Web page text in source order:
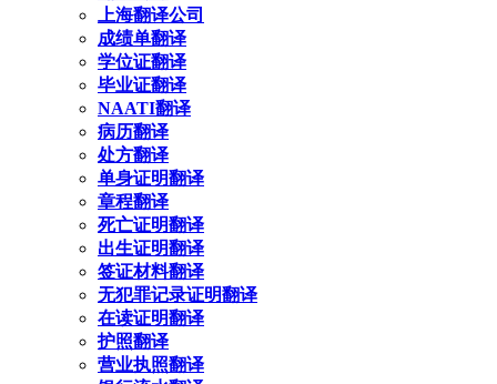
上海翻译公司
成绩单翻译
学位证翻译
毕业证翻译
NAATI翻译
病历翻译
处方翻译
单身证明翻译
章程翻译
死亡证明翻译
出生证明翻译
签证材料翻译
无犯罪记录证明翻译
在读证明翻译
护照翻译
营业执照翻译